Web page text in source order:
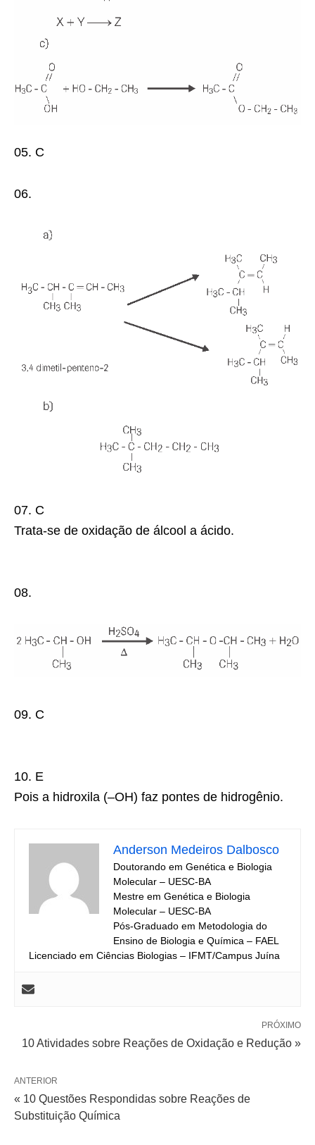
05. C
06.
07. C
Trata-se de oxidação de álcool a ácido.
08.
09. C
10. E
Pois a hidroxila (–OH) faz pontes de hidrogênio.
Anderson Medeiros Dalbosco
Doutorando em Genética e Biologia
Molecular – UESC-BA
Mestre em Genética e Biologia
Molecular – UESC-BA
Pós-Graduado em Metodologia do
Ensino de Biologia e Química – FAEL
Licenciado em Ciências Biologias – IFMT/Campus Juína
PRÓXIMO
10 Atividades sobre Reações de Oxidação e Redução »
ANTERIOR
« 10 Questões Respondidas sobre Reações de
Substituição Química